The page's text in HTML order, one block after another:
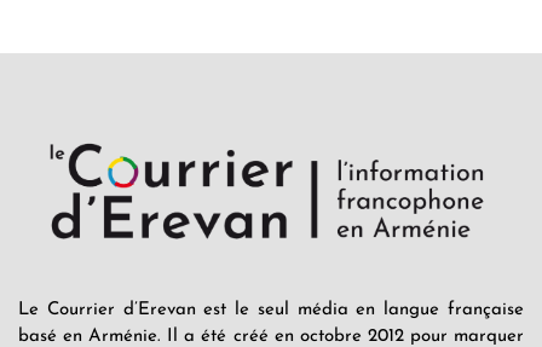
Le Courrier d’Erevan est le seul média en langue française
basé en Arménie. Il a été créé en octobre 2012 pour marquer